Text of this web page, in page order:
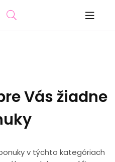
Vás žiadne
v týchto kategóriach